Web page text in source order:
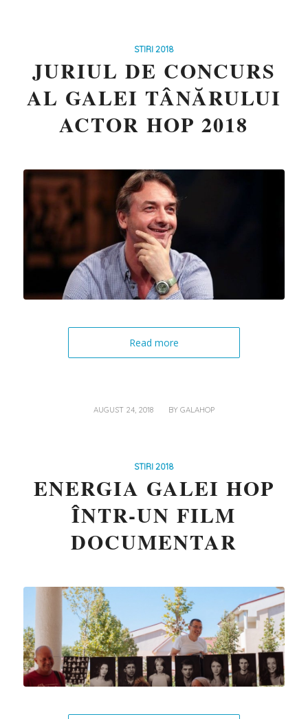
STIRI 2018
JURIUL DE CONCURS
AL GALEI TÂNĂRULUI
ACTOR HOP 2018
Read more
AUGUST 24, 2018
/ BY GALAHOP
STIRI 2018
ENERGIA GALEI HOP
ÎNTR-UN FILM
DOCUMENTAR